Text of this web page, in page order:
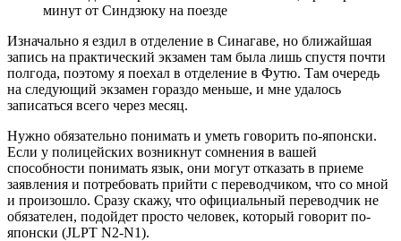
минут от Синдзюку на поезде
Изначально я ездил в отделение в Синагаве, но ближайшая
запись на практический экзамен там была лишь спустя почти
полгода, поэтому я поехал в отделение в Футю. Там очередь
на следующий экзамен гораздо меньше, и мне удалось
записаться всего через месяц.
Нужно обязательно понимать и уметь говорить по-японски.
Если у полицейских возникнут сомнения в вашей
способности понимать язык, они могут отказать в приеме
заявления и потребовать прийти с переводчиком, что со мной
и произошло. Сразу скажу, что официальный переводчик не
обязателен, подойдет просто человек, который говорит по-
японски (JLPT N2-N1).